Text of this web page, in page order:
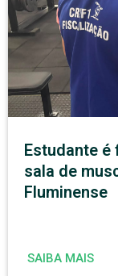
Estudante
sala de
Fluminense
SAIBA MAIS